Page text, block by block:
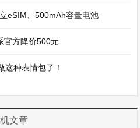
eSIM、500mAh容量电池
官方降价500元
这种表情包了！
文章